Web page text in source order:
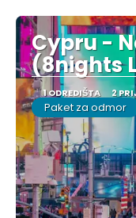
Cypru -
(8nights
1 ODREDIŠTA 2
Paket za odmor